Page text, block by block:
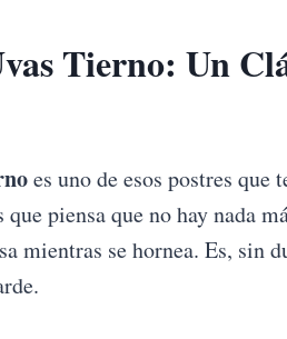
Tierno: Un
es uno de esos postres que
piensa que no hay nada
mientras se hornea. Es, sin